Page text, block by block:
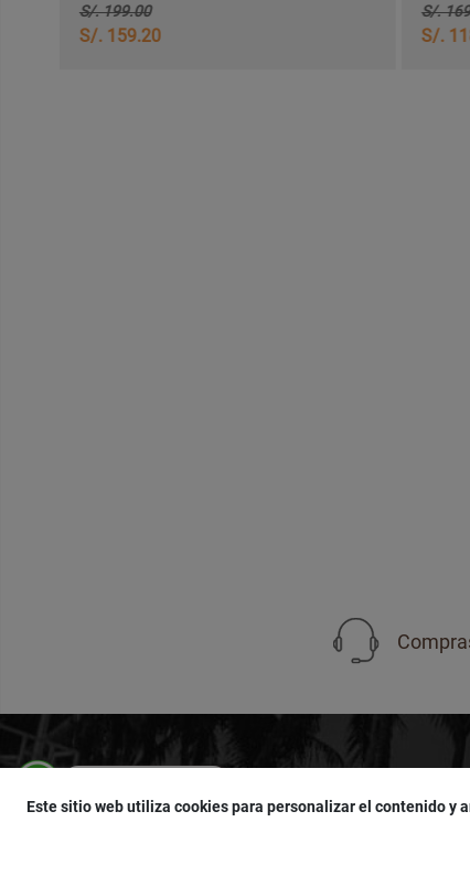
S/. 199.00
S/. 159.20
S/. 169.00
S/. 118.30
950 751 755
SUSCRÍBETE
Este sitio web utiliza cookies para personalizar el contenido